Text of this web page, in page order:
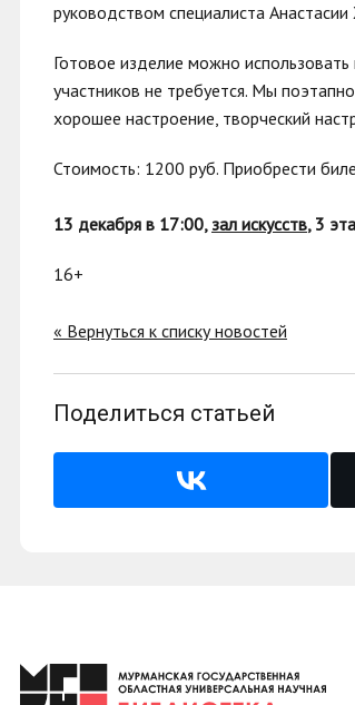
руководством специалиста
Готовое изделие можно
участников не требуется. Мы
хорошее настроение, творческий
Стоимость: 1200 руб. Приобрести
13 декабря в 17:00, зал искусств, 3
16+
« Вернуться к списку новостей
Поделиться статьей